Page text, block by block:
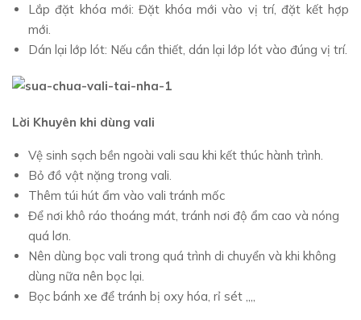
Lắp đặt khóa mới: Đặt khóa mới vào vị trí, đặt kết hợp
mới.
Dán lại lớp lót: Nếu cần thiết, dán lại lớp lót vào đúng vị trí.
Lời Khuyên khi dùng vali
Vệ sinh sạch bền ngoài vali sau khi kết thúc hành trình.
Bỏ đồ vật nặng trong vali.
Thêm túi hút ẩm vào vali tránh mốc
Để nơi khô ráo thoáng mát, tránh nơi độ ẩm cao và nóng
quá lơn.
Nên dùng bọc vali trong quá trình di chuyển và khi không
dùng nữa nên bọc lại.
Bọc bánh xe để tránh bị oxy hóa, rỉ sét ,,,,